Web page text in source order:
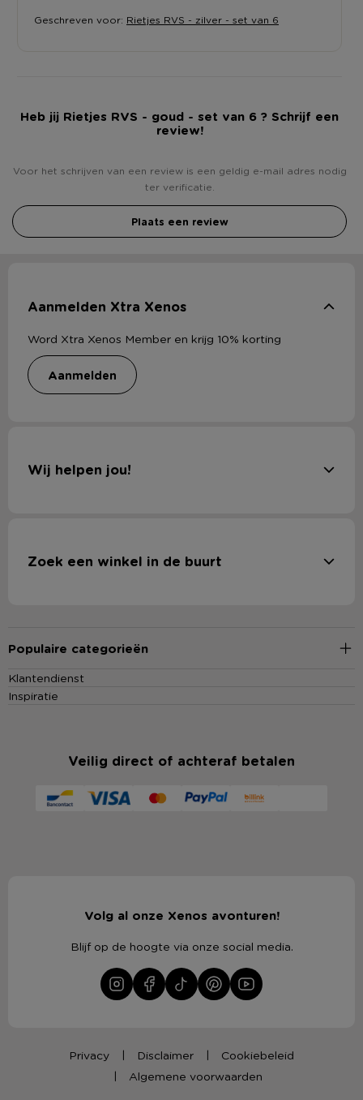
Geschreven voor: Rietjes RVS - zilver - set van 6
Heb jij Rietjes RVS - goud - set van 6 ? Schrijf een
review!
Voor het schrijven van een review is een geldig e-mail adres nodig
ter verificatie.
Plaats een review
Aanmelden Xtra Xenos
Word Xtra Xenos Member en krijg 10% korting
aanmelden
Wij helpen jou!
Zoek een winkel in de buurt
Populaire categorieën
Klantendienst
Inspiratie
Veilig direct of achteraf betalen
Volg al onze Xenos avonturen!
Blijf op de hoogte via onze social media.
Privacy Disclaimer
Cookiebeleid
Algemene voorwaarden